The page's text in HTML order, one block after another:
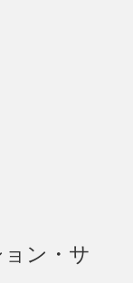
ン・サ